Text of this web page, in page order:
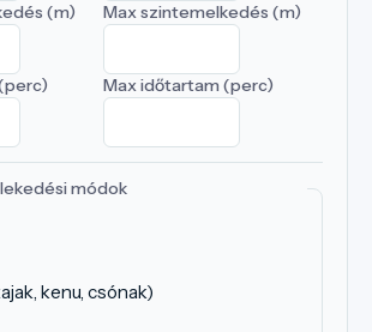
(m) Max szintemelkedés (m)
Max időtartam (perc)
módok
kenu, csónak)